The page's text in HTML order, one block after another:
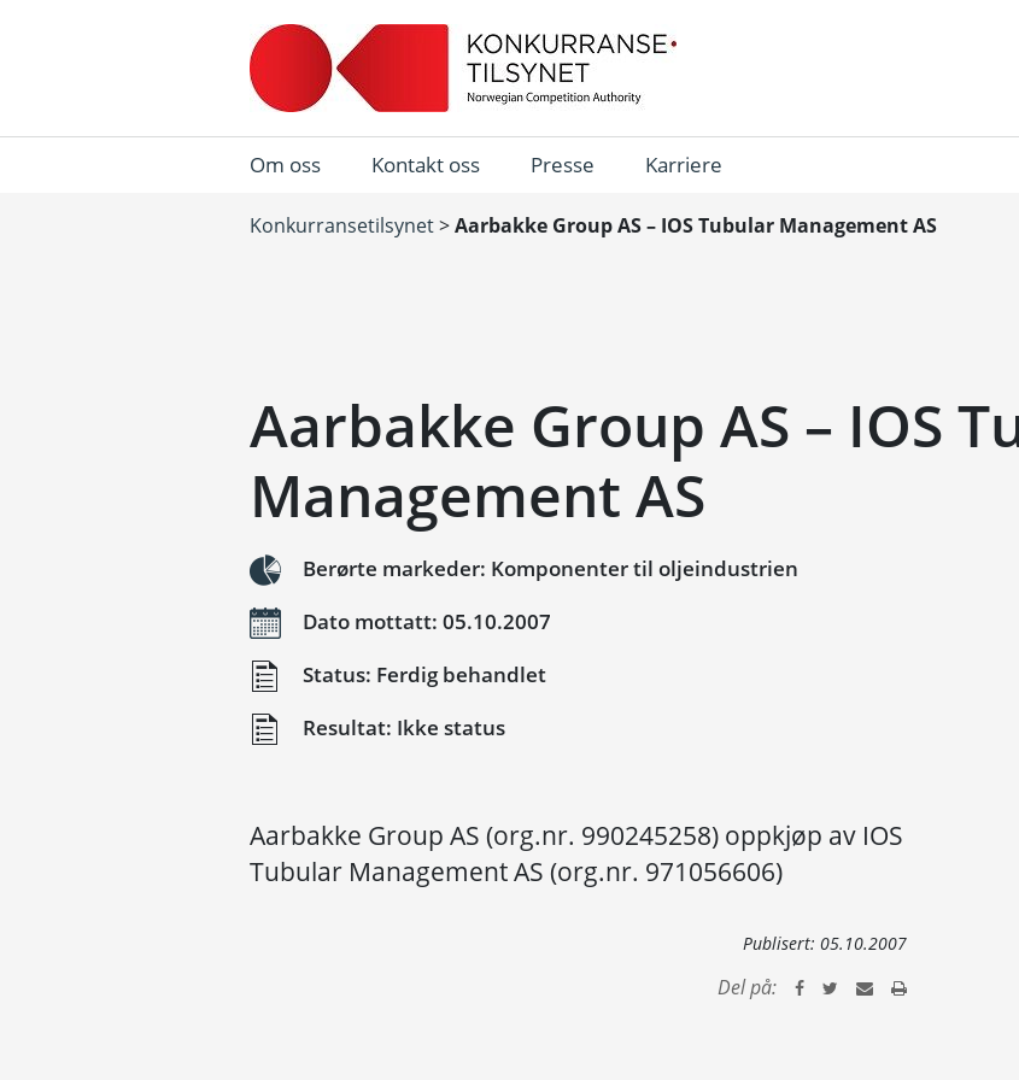
Om oss Kontakt oss Presse Karriere
Konkurransetilsynet>Aarbakke Group AS – IOS Tubular Management AS
Aarbakke Group AS – IOS
Management AS
Berørte markeder: Komponenter til oljeindustrien
Dato mottatt: 05.10.2007
Status: Ferdig behandlet
Resultat: Ikke status
Aarbakke Group AS (org.nr. 990245258) oppkjøp av IOS
Tubular Management AS (org.nr. 971056606)
Publisert: 05.10.2007
Del på: